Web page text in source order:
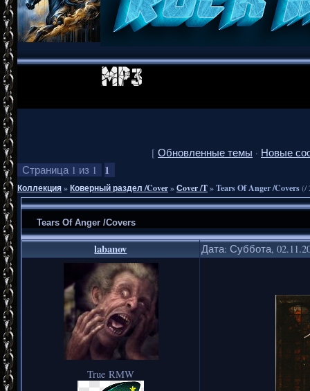
[ Обновленные темы · Новые
Страница 1 из 1 1
Коллекция»Коверный раздел /Cover»Сover /T»Tears Of Anger /Covers(/
Tears Of Anger /Covers
labanov Дата: Суббота,
True RMW